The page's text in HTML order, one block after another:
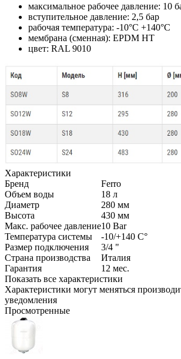
максимальное рабочее давление: 10
вступительное давление: 2,5 бар
рабочая температура: -10°C +140°C
мембрана (сменная): EPDM HT
цвет: RAL 9010
Характеристики
Бренд
Ferro
Объем воды
18 л
Диаметр
280 мм
Высота
430 мм
Макс. рабочее давление10 Bar
Температура системы
-10/+140 С°
Размер подключения
3/4 "
Страна производства
Италия
Гарантия
12 мес.
Показать все характеристики
Характеристики могут меняться
уведомления
Просмотренные